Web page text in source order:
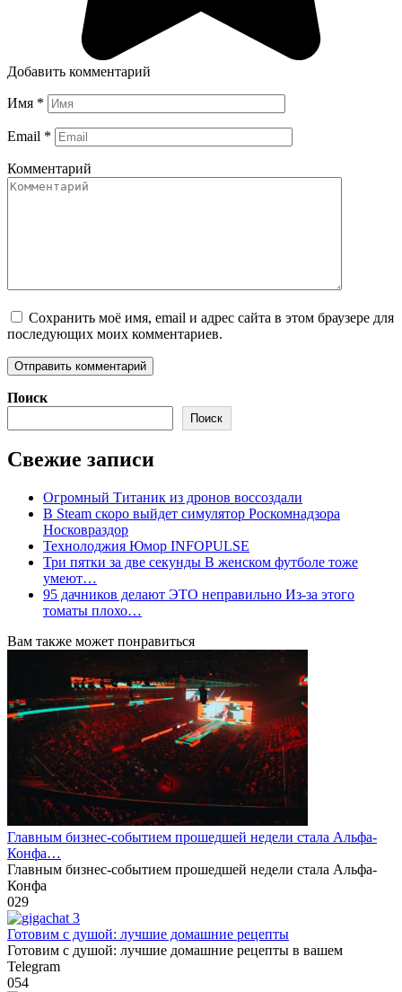
Добавить комментарий
Имя *
Email *
Комментарий
Сохранить моё имя, email и адрес сайта в этом браузере для
последующих моих комментариев.
Поиск
Поиск
Свежие записи
Огромный Титаник из дронов воссоздали
В Steam скоро выйдет симулятор Роскомнадзора
Носковраздор
Технолоджия Юмор INFOPULSE
Три пятки за две секунды В женском футболе тоже
умеют…
95 дачников делают ЭТО неправильно Из-за этого
томаты плохо…
Вам также может понравиться
Главным бизнес-событием прошедшей недели стала Альфа-
Конфа…
Главным бизнес-событием прошедшей недели стала Альфа-
Конфа
029
Готовим с душой: лучшие домашние рецепты
Готовим с душой: лучшие домашние рецепты в вашем
Telegram
054